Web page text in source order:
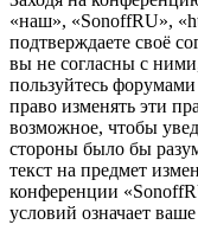
«наш», «SonoffRU»,
подтверждаете своё
вы не согласны с
пользуйтесь
право изменять эти
возможное, чтобы
стороны было бы
текст на предмет
конференции
условий означает